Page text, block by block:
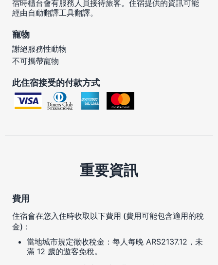
宿時櫃台會有服務人員接待旅客。住宿提供的資訊可能
經由自動翻譯工具翻譯。
寵物
謝絕服務性動物
不可攜帶寵物
此住宿接受的付款方式
重要資訊
費用
住宿會在您入住時收取以下費用 (費用可能包含適用的稅
金)：
當地城市規定徵收稅金：每人每晚 ARS2137.12，未
滿 12 歲的遊客免稅。